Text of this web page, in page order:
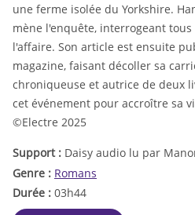
une ferme isolée du Yorkshire.
mène l'enquête, interrogeant
l'affaire. Son article est ensuite
magazine, faisant décoller sa
chroniqueuse et autrice de deux
cet événement pour accroître sa
©Electre 2025
Support : Daisy audio lu par
Genre : Romans
Durée : 03h44